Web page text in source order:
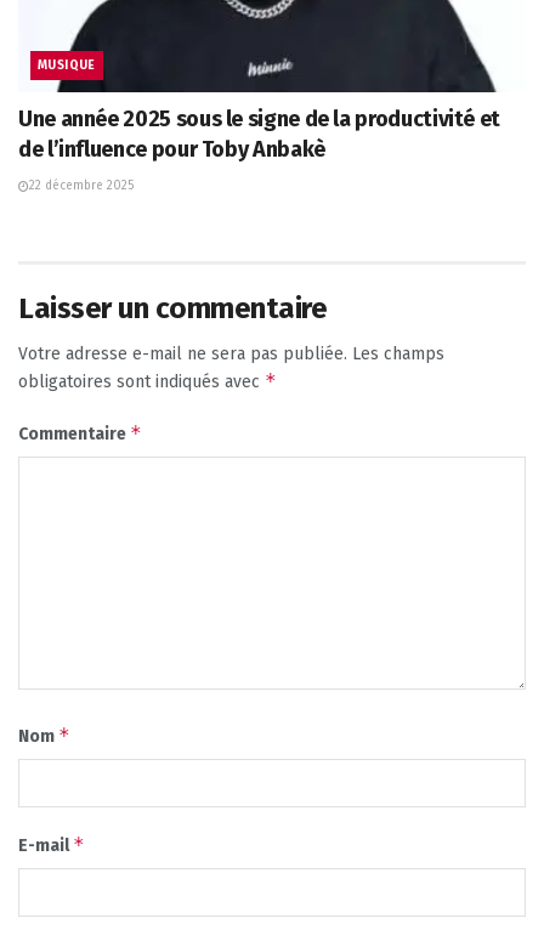
MUSIQUE
Une année 2025 sous le signe de la productivité et
de l’influence pour Toby Anbakè
22 décembre 2025
Laisser un commentaire
Votre adresse e-mail ne sera pas publiée. Les champs
obligatoires sont indiqués avec *
Commentaire *
Nom *
E-mail*